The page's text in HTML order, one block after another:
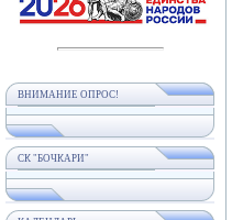
ВНИМАНИЕ ОПРОС!
СК "БОЧКАРИ"